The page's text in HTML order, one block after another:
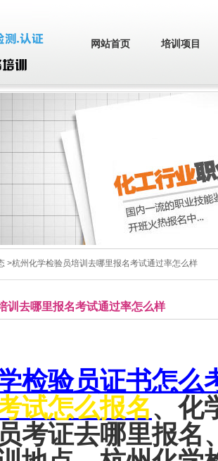
网站首页 培训项目
>杭州化学检验员培训去哪里报名考试通过率怎么样
训去哪里报名考试通过率怎么样
检验员证书怎么
试怎么报名、化
考证去哪里报名